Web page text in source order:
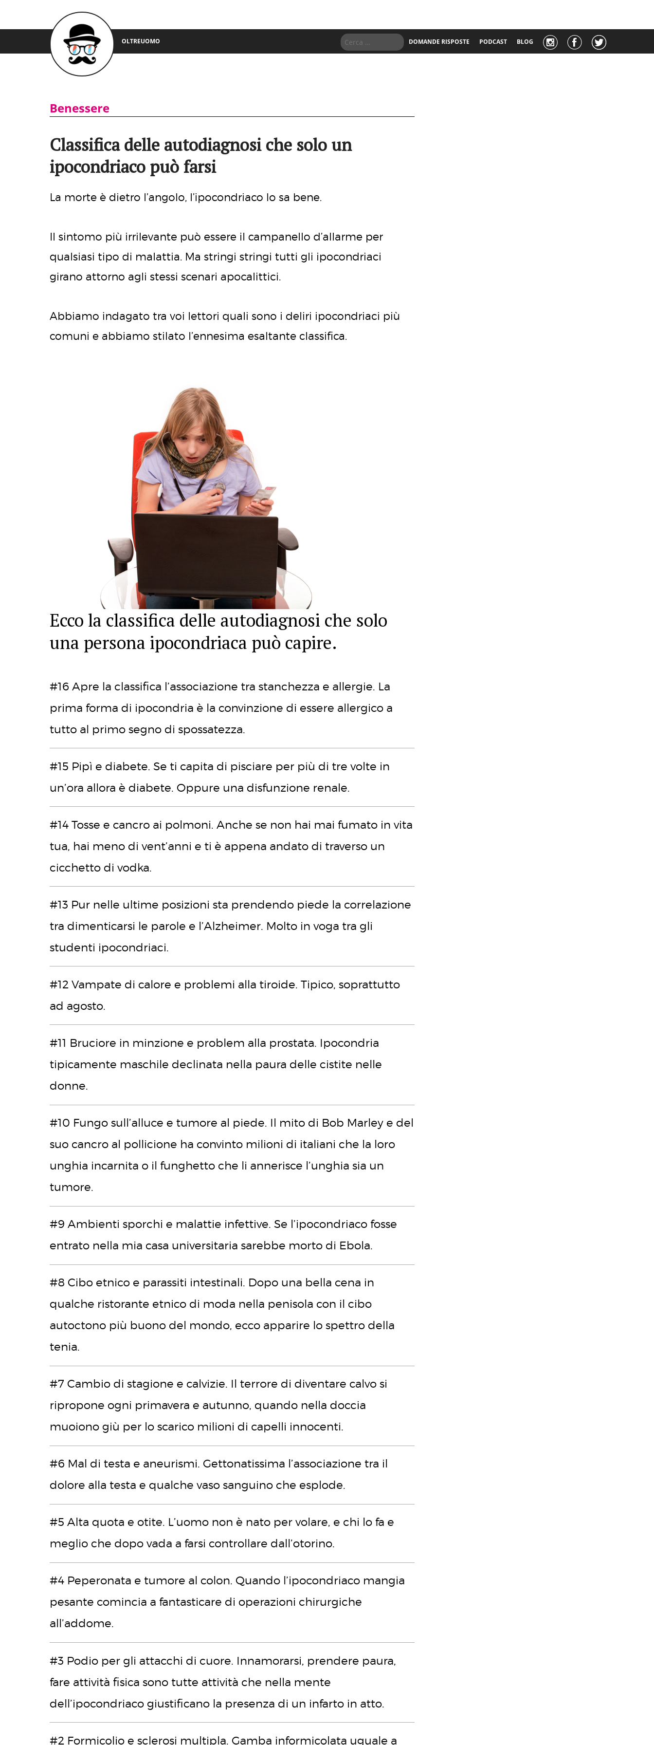
OLTREUOMO DOMANDE RISPOSTE PODCAST BLOG
Benessere
Classifica delle autodiagnosi che solo un
ipocondriaco può farsi
La morte è dietro l’angolo, l’ipocondriaco lo sa bene.
Il sintomo più irrilevante può essere il campanello d’allarme per
qualsiasi tipo di malattia. Ma stringi stringi tutti gli ipocondriaci
girano attorno agli stessi scenari apocalittici.
Abbiamo indagato tra voi lettori quali sono i deliri ipocondriaci più
comuni e abbiamo stilato l’ennesima esaltante classifica.
Ecco la classifica delle autodiagnosi che solo
una persona ipocondriaca può capire.
#16 Apre la classifica l’associazione tra stanchezza e allergie. La
prima forma di ipocondria è la convinzione di essere allergico a
tutto al primo segno di spossatezza.
#15 Pipì e diabete. Se ti capita di pisciare per più di tre volte in
un’ora allora è diabete. Oppure una disfunzione renale.
#14 Tosse e cancro ai polmoni. Anche se non hai mai fumato in vita
tua, hai meno di vent’anni e ti è appena andato di traverso un
cicchetto di vodka.
#13 Pur nelle ultime posizioni sta prendendo piede la correlazione
tra dimenticarsi le parole e l’Alzheimer. Molto in voga tra gli
studenti ipocondriaci.
#12 Vampate di calore e problemi alla tiroide. Tipico, soprattutto
ad agosto.
#11 Bruciore in minzione e problem alla prostata. Ipocondria
tipicamente maschile declinata nella paura delle cistite nelle
donne.
#10 Fungo sull’alluce e tumore al piede. Il mito di Bob Marley e del
suo cancro al pollicione ha convinto milioni di italiani che la loro
unghia incarnita o il funghetto che li annerisce l’unghia sia un
tumore.
#9 Ambienti sporchi e malattie infettive. Se l’ipocondriaco fosse
entrato nella mia casa universitaria sarebbe morto di Ebola.
#8 Cibo etnico e parassiti intestinali. Dopo una bella cena in
qualche ristorante etnico di moda nella penisola con il cibo
autoctono più buono del mondo, ecco apparire lo spettro della
tenia.
#7 Cambio di stagione e calvizie. Il terrore di diventare calvo si
ripropone ogni primavera e autunno, quando nella doccia
muoiono giù per lo scarico milioni di capelli innocenti.
#6 Mal di testa e aneurismi. Gettonatissima l’associazione tra il
dolore alla testa e qualche vaso sanguino che esplode.
#5 Alta quota e otite. L’uomo non è nato per volare, e chi lo fa e
meglio che dopo vada a farsi controllare dall’otorino.
#4 Peperonata e tumore al colon. Quando l’ipocondriaco mangia
pesante comincia a fantasticare di operazioni chirurgiche
all’addome.
#3 Podio per gli attacchi di cuore. Innamorarsi, prendere paura,
fare attività fisica sono tutte attività che nella mente
dell’ipocondriaco giustificano la presenza di un infarto in atto.
#2 Formicolio e sclerosi multipla. Gamba informicolata uguale a